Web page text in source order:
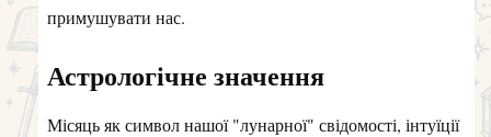
примушувати нас.
Астрологічне значення
Місяць як символ нашої "лунарної" свідомості, інтуїції